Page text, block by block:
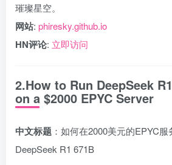
璀璨星空。
网站: phiresky.github.io
HN评论: 立即访问
2.How to Run DeepSeek
on a $2000 EPYC Server
中文标题 ：如何在2000美元的EPYC
DeepSeek R1 671B